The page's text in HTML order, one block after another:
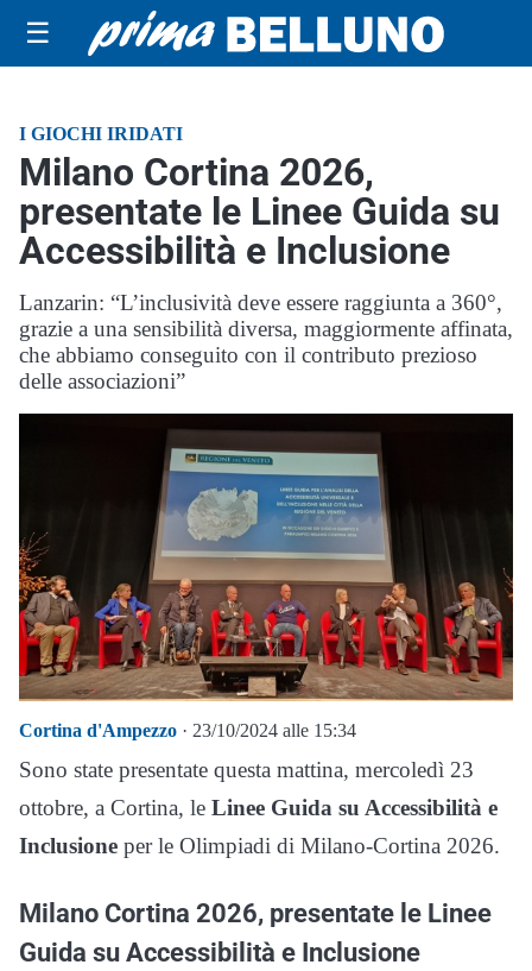
☰
I GIOCHI IRIDATI
Milano Cortina 2026,
presentate le Linee Guida su
Accessibilità e Inclusione
Lanzarin: “L’inclusività deve essere raggiunta a 360°,
grazie a una sensibilità diversa, maggiormente affinata,
che abbiamo conseguito con il contributo prezioso
delle associazioni”
Cortina d'Ampezzo · 23/10/2024 alle 15:34
Sono state presentate questa mattina, mercoledì 23
ottobre, a Cortina, le Linee Guida su Accessibilità e
Inclusione per le Olimpiadi di Milano-Cortina 2026.
Milano Cortina 2026, presentate le Linee
Guida su Accessibilità e Inclusione